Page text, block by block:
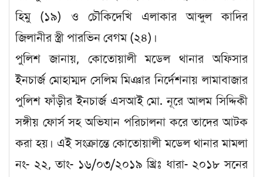
হিমু (১৯) ও চৌকিদেখি এলাকার আব্দুল কাদির
জিলানীর স্ত্রী পারভিন বেগম (২৪)।
পুলিশ জানায়, কোতোয়ালী মডেল থানার অফিসার
ইনচার্জ মোহাম্মদ সেলিম মিঞার নির্দেশনায় লামাবাজার
পুলিশ ফাঁড়ীর ইনচার্জ এসআই মো. নূরে আলম সিদ্দিকী
সঙ্গীয় ফোর্স সহ অভিযান পরিচালনা করে তাদের আটক
করা হয়। এই সংক্রান্তে কোতোয়ালী মডেল থানার মামলা
নং- ২২, তাং- ১৬/০৩/২০১৯ খ্রিঃ ধারা- ২০১৮ সনের